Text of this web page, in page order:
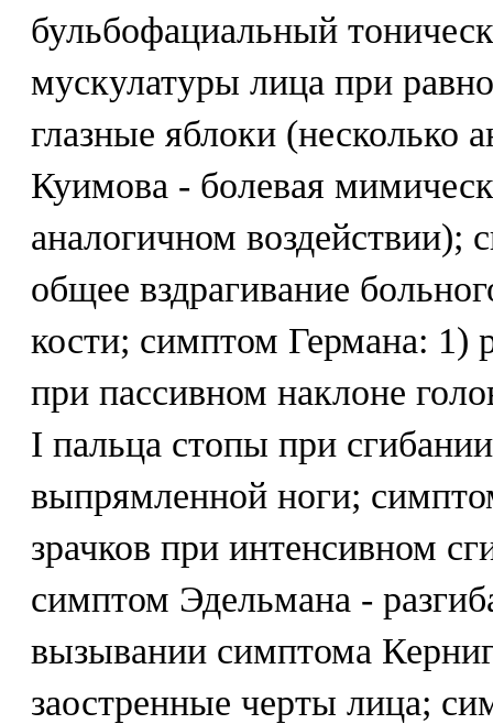
бульбофациальный
мускулатуры лица при
глазные яблоки (несколько
Куимова - болевая
аналогичном
общее вздрагивание
кости; симптом Германа: 1)
при пассивном наклоне
I пальца стопы при
выпрямленной ноги;
зрачков при интенсивном
симптом Эдельмана -
вызывании симптома
заостренные черты лица;